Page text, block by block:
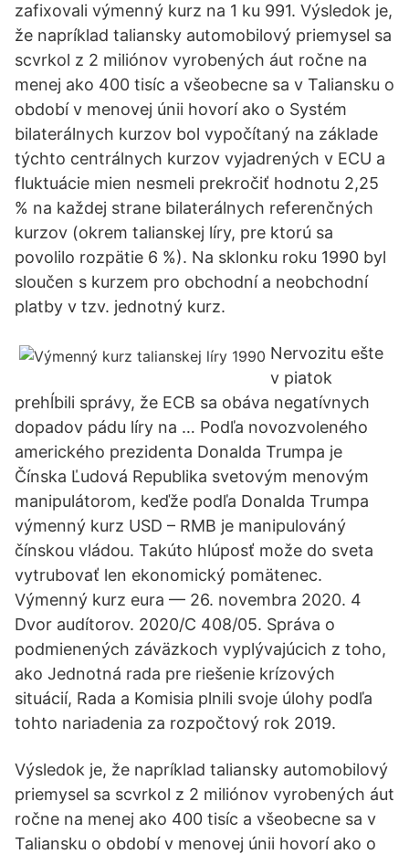
zafixovali výmenný kurz na 1 ku 991. Výsledok je,
že napríklad taliansky automobilový priemysel sa
scvrkol z 2 miliónov vyrobených áut ročne na
menej ako 400 tisíc a všeobecne sa v Taliansku o
období v menovej únii hovorí ako o Systém
bilaterálnych kurzov bol vypočítaný na základe
týchto centrálnych kurzov vyjadrených v ECU a
fluktuácie mien nesmeli prekročiť hodnotu 2,25
% na každej strane bilaterálnych referenčných
kurzov (okrem talianskej líry, pre ktorú sa
povolilo rozpätie 6 %). Na sklonku roku 1990 byl
sloučen s kurzem pro obchodní a neobchodní
platby v tzv. jednotný kurz.
Nervozitu ešte
v piatok
prehĺbili správy, že ECB sa obáva negatívnych
dopadov pádu líry na … Podľa novozvoleného
amerického prezidenta Donalda Trumpa je
Čínska Ľudová Republika svetovým menovým
manipulátorom, keďže podľa Donalda Trumpa
výmenný kurz USD – RMB je manipulováný
čínskou vládou. Takúto hlúposť može do sveta
vytrubovať len ekonomický pomätenec.
Výmenný kurz eura — 26. novembra 2020. 4
Dvor audítorov. 2020/C 408/05. Správa o
podmienených záväzkoch vyplývajúcich z toho,
ako Jednotná rada pre riešenie krízových
situácií, Rada a Komisia plnili svoje úlohy podľa
tohto nariadenia za rozpočtový rok 2019.
Výsledok je, že napríklad taliansky automobilový
priemysel sa scvrkol z 2 miliónov vyrobených áut
ročne na menej ako 400 tisíc a všeobecne sa v
Taliansku o období v menovej únii hovorí ako o